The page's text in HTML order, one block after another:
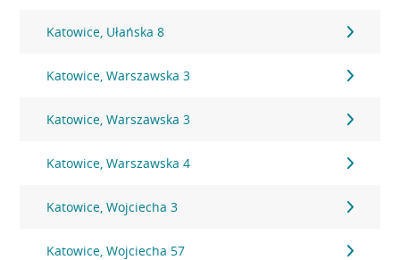
Katowice, Ułańska 8
Katowice, Warszawska 3
Katowice, Warszawska 3
Katowice, Warszawska 4
Katowice, Wojciecha 3
Katowice, Wojciecha 57